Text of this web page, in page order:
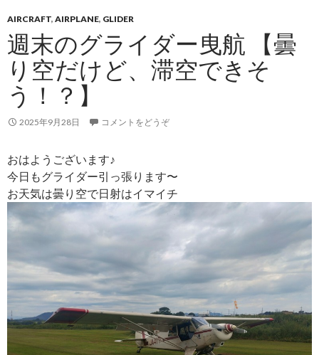
AIRCRAFT, AIRPLANE, GLIDER
週末のグライダー曳航 【曇
り空だけど、滞空できそ
う！？】
2025年9月28日 コメントをどうぞ
おはようございます♪
今日もグライダー引っ張ります〜
お天気は曇り空で日射はイマイチ